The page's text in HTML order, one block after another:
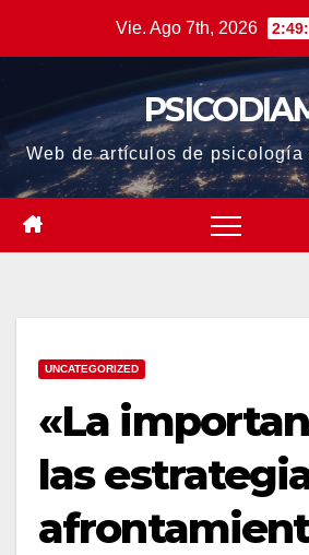
Vie. Ago 7th, 2026
Web de artículos de psicología
UNCATEGORIZED
«La
las